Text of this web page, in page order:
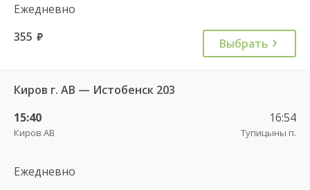
Ежедневно
355 руб. Выбрать
Киров г. АВ — Истобенск 203
15:40
Киров АВ
16:54
Тупицыны п.
Ежедневно